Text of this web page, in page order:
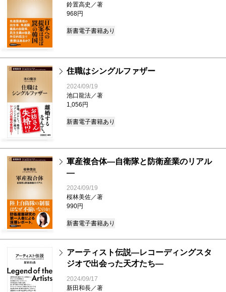
鈴置高史／著
968円
新書電子書籍あり
住職はシングルファザー
2024/09/19
池口龍法／著
1,056円
新書電子書籍あり
軍産複合体―自衛隊と防衛産業のリアル
―
2024/09/19
桜林美佐／著
990円
新書電子書籍あり
アーティスト伝説―レコーディングスタ
ジオで出会った天才たち―
2024/09/17
新田和長／著